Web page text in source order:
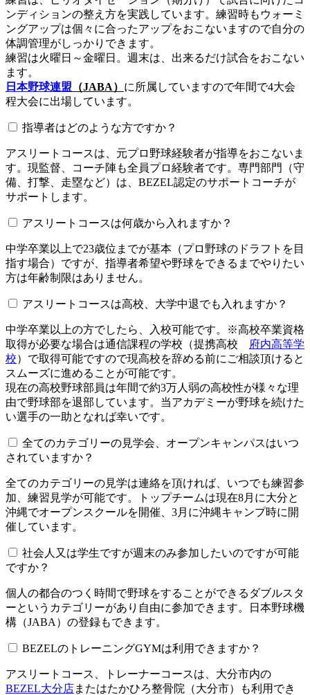
ンディションの整え方を実践しています。練習時もウォーミ
ングアップは個々に合ったアップをおこないますので自分の
体調管理がしっかりできます。
練習は火曜日～金曜日。週末は、出来るだけ試合をおこない
ます。
日本野球連盟 （JABA） に所属していますので年間で4大会
程大会に出場しています。
指導者はどのような方ですか？
アスリートコースは、元プロ野球経験者が指導をおこないま
す。現監督、コーチ陣も全員プロ経験者です。専門部門（守
備、打撃、走塁など）は、BEZEL認定のサポートコーチが
サポートします。
アスリートコースは何歳から入れますか？
中学卒業以上で23歳位までが基本（プロ野球のドラフトを目
指す場合）ですが、指導者希望や野球をできるまでやりたい
方は年齢制限はありません。
アスリートコースは高校、大学中退でも入れますか？
中学卒業以上の方でしたら、入校可能です。※高校卒業資格
取得が必要な場合は通信課程の学校（提携高校
府内高等学
校）で取得可能ですので現高校を辞める前にご相談頂けると
スムーズに進めることが可能です。
現在の高校野球部員は年間で約3万人弱の高校性が様々な理
由で野球部を退部しています。当アカデミーが野球を続けた
い選手の一助となれば幸いです。
全てのカテゴリーの見学会、オープンキャンパスはいつ
されていますか？​​​​​
全てのカテゴリーの見学は連絡を頂ければ、いつでも練習参
加、練習見学が可能です。トップチームは現在8月に大分と
沖縄でオープンスクールを開催、3月に沖縄キャンプ時に開
催しています。
社会人又は学生ですが週末のみ参加したいのですが可能
ですか？
個人の都合のつく時間で野球をすることができるダブルスタ
ーというカテゴリーがあり自由に参加できます。日本野球機
構（JABA）の登録もできます。
BEZELのトレーニングGYMは利用できますか？​​​​​
アスリートコース、トレーナーコースは、大分市内の
BEZEL大分店またはたかひろ整骨院（大分市）も利用でき